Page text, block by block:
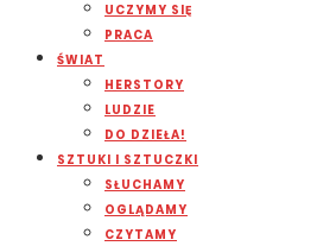
UCZYMY SIĘ
PRACA
ŚWIAT
HERSTORY
LUDZIE
DO DZIEŁA!
SZTUKI I SZTUCZKI
SŁUCHAMY
OGLĄDAMY
CZYTAMY